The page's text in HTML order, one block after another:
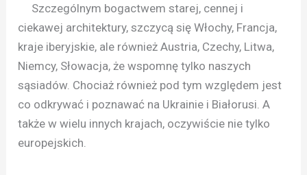
Szczególnym bogactwem starej, cennej i
ciekawej architektury, szczycą się Włochy, Francja,
kraje iberyjskie, ale również Austria, Czechy, Litwa,
Niemcy, Słowacja, że wspomnę tylko naszych
sąsiadów. Chociaż również pod tym względem jest
co odkrywać i poznawać na Ukrainie i Białorusi. A
także w wielu innych krajach, oczywiście nie tylko
europejskich.